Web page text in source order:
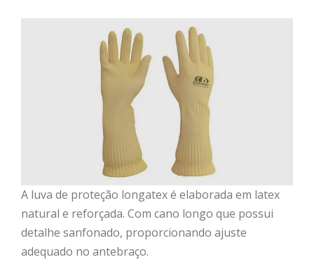
A luva de proteção longatex é elaborada em latex
natural e reforçada. Com cano longo que possui
detalhe sanfonado, proporcionando ajuste
adequado no antebraço.